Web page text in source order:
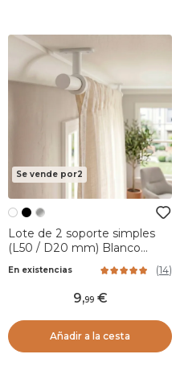
Se vende por2
Lote de 2 soporte simples
(L50 / D20 mm) Blanco
En existencias (14)
9,99
Añadir a la cesta